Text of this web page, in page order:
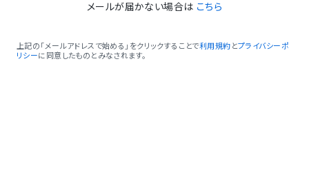
メールが届かない場合は こちら
上記の「メールアドレスで始める」をクリックすることで利用規約 とプライバシーポ
リシーに同意したものとみなされます。